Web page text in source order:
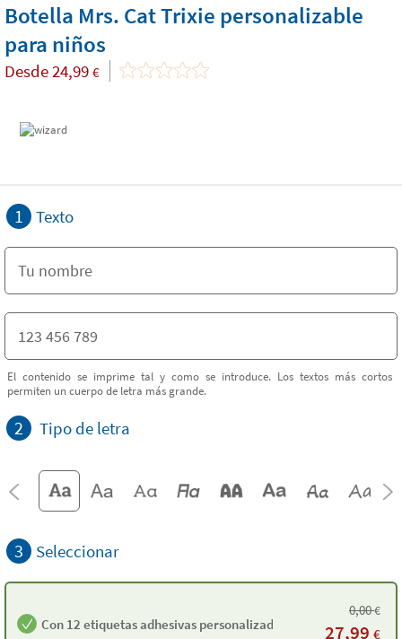
Botella Mrs. Cat Trixie personalizable
para niños
Desde24,99 €
1 Texto
El contenido se imprime tal y como se introduce. Los textos más cortos
permiten un cuerpo de letra más grande.
2 Tipo de letra
3 Seleccionar
Con 12 etiquetas adhesivas personalizadas
0,00€
27,99 €